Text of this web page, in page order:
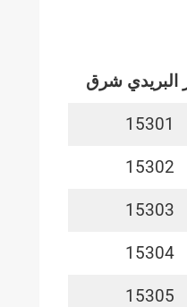
البريديشرق
15301
15302
15303
15304
15305